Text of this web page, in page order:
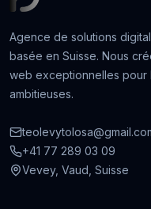
Agence de solutions
basée en Suisse. Nous
web exceptionnelles pour
ambitieuses.
+41 77 289 03 09
Vevey, Vaud, Suisse